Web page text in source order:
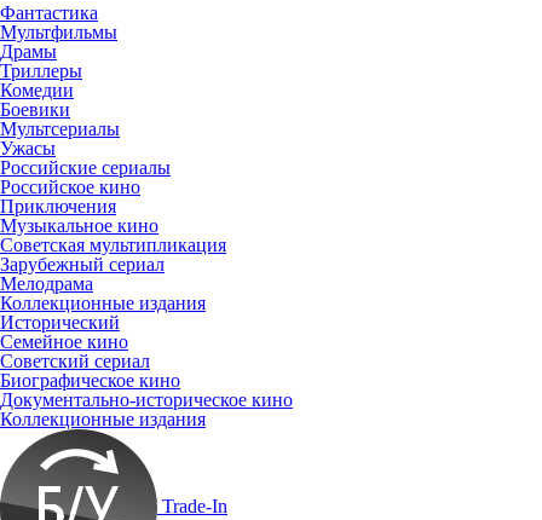
Фантастика
Мультфильмы
Драмы
Триллеры
Комедии
Боевики
Мультсериалы
Ужасы
Российские сериалы
Российское кино
Приключения
Музыкальное кино
Советская мультипликация
Зарубежный сериал
Мелодрама
Коллекционные издания
Исторический
Семейное кино
Советский сериал
Биографическое кино
Документально-историческое кино
Коллекционные издания
Trade-In